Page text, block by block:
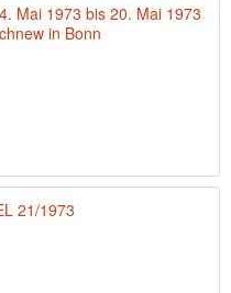
Mai 1973 bis 20. Mai 1973
in Bonn